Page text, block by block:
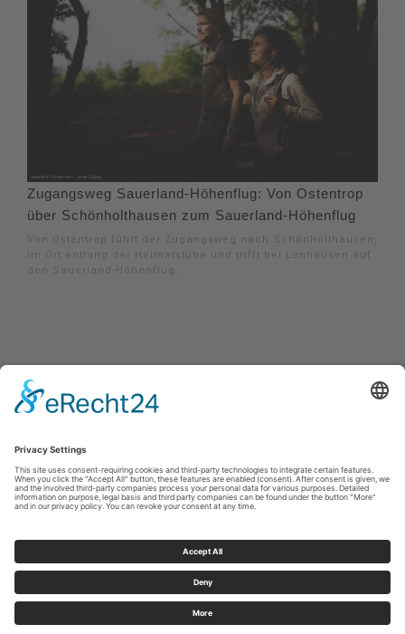
Zugangsweg Sauerland-Höhenflug: Von Ostentrop
über Schönholthausen zum Sauerland-Höhenflug
Von Ostentrop führt der Zugangsweg nach Schönholthausen,
im Ort entlang der Heimatstube und trifft bei Lenhausen auf
den Sauerland-Höhenflug.
Sauerland-Tourismus e.V. Johannes-Hummel-Weg 1 57392 Schmallenberg
Sauerland-Tourismus e.V.
Cookie-Einstellungen